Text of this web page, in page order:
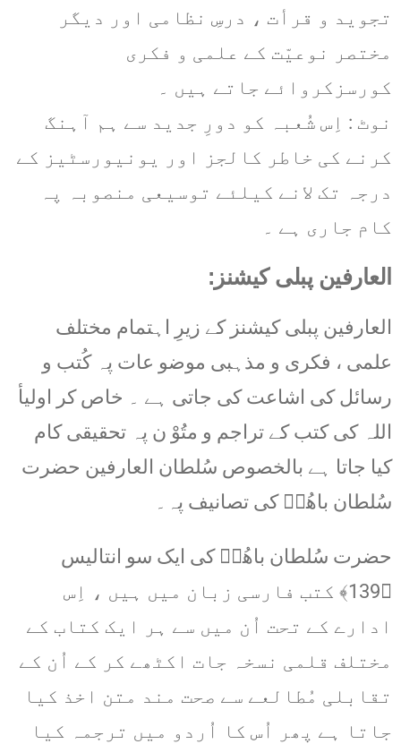
تجوید و قرأت ، درسِ نظامی اور دیگر
مختصر نوعیّت کے علمی و فکری
کورسزکروائے جاتے ہیں ۔
نوٹ : اِس شُعبہ کو دورِ جدید سے ہم آہنگ
کرنے کی خاطر کالجز اور یونیورسٹیز کے
درجہ تک لانے کیلئے توسیعی منصوبہ پہ
کام جاری ہے ۔
العارفین پبلی کیشنز:
العارفین پبلی کیشنز کے زیرِ اہتمام مختلف
علمی ، فکری و مذہبی موضو عات پہ کُتب و
رسائل کی اشاعت کی جاتی ہے ۔ خاص کر اولیأ
اللہ کی کتب کے تراجم و متُوْ ن پہ تحقیقی کام
کیا جاتا ہے بالخصوص سُلطان العارفین حضرت
سُلطان باھُوؒ کی تصانیف پہ۔
حضرت سُلطان باھُوؒ کی ایک سو انتالیس
﴿139﴾ کتب فارسی زبان میں ہیں ، اِس
ادارے کے تحت اُن میں سے ہر ایک کتاب کے
مختلف قلمی نسخہ جات اکٹھے کر کے اُن کے
تقابلی مُطالعے سے صحت مند متن اخذ کیا
جاتا ہے پھر اُس کا اُردو میں ترجمہ کیا